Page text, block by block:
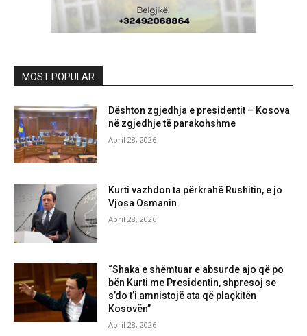
MOST POPULAR
Dështon zgjedhja e presidentit – Kosova
në zgjedhje të parakohshme
April 28, 2026
Kurti vazhdon ta përkrahë Rushitin, e jo
Vjosa Osmanin
April 28, 2026
“Shaka e shëmtuar e absurde ajo që po
bën Kurti me Presidentin, shpresoj se
s’do t’i amnistojë ata që plaçkitën
Kosovën”
April 28, 2026